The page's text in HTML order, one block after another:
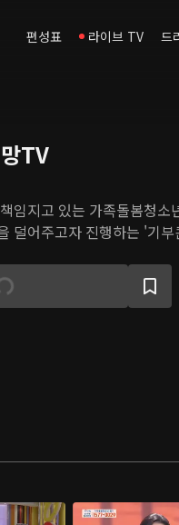
편성표 라이브 TV 드
TV
임지고 있는 가족돌봄청
덜어주고자 진행하는 '기